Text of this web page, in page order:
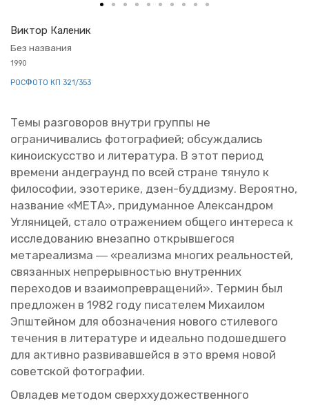
Вик­тор Ка­ле­ник
Без на­зва­ния
1990
РОС­ФО­ТО КП 321/353
Темы раз­го­во­ров внут­ри груп­пы не
огра­ни­чи­ва­лись фо­то­гра­фи­ей; об­суж­да­лись
ки­но­ис­кус­ство и ли­те­ра­ту­ра. В этот пе­ри­од
вре­ме­ни ан­де­гра­унд по всей стране тя­ну­ло к
фи­ло­со­фии, эзо­те­ри­ке, дзен-буд­диз­му. Ве­ро­ят­но,
на­зва­ние «МЕТА», при­ду­ман­ное Алек­сан­дром
Уг­ля­ни­цей, стало от­ра­же­ни­ем об­ще­го ин­те­ре­са к
ис­сле­до­ва­нию вне­зап­но от­крыв­ше­го­ся
ме­та­ре­а­лиз­ма ― «ре­а­лиз­ма мно­гих ре­аль­но­стей,
свя­зан­ных непре­рыв­но­стью внут­рен­них
пе­ре­хо­дов и вза­и­мо­пре­вра­ще­ний». Тер­мин был
пред­ло­жен в 1982 году пи­са­те­лем Ми­ха­и­лом
Эп­ш­тей­ном для обо­зна­че­ния но­во­го сти­ле­во­го
те­че­ния в ли­те­ра­ту­ре и иде­аль­но по­до­шед­ше­го
для ак­тив­но раз­ви­вав­шей­ся в это время новой
со­вет­ской фо­то­гра­фии.
Овла­дев ме­то­дом сверх­ху­до­же­ствен­но­го